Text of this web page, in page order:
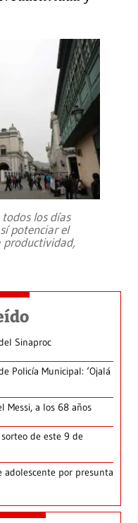
los días
potenciar el
Sinaproc
Policía Municipal: ‘Ojalá
Messi, a los 68 años
de este 9 de
adolescente por presunta